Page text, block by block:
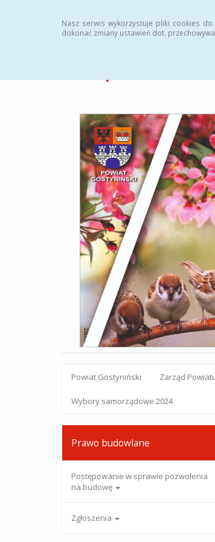
Nasz serwis wykorzystuje pliki cookies do
dokonać zmiany ustawień dot.
Powiat Gostyniński Zarząd
Wybory samorządowe 2024
Prawo budowlane
Postępowanie w sprawie pozwolenia
na budowę
Zgłoszenia